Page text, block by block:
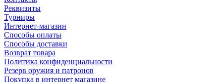
Реквизиты
Турниры
Интернет-магазин
Способы оплаты
Способы доставки
Возврат товара
Политика конфиденциальности
Резерв оружия и патронов
Покупка в интернет магазине